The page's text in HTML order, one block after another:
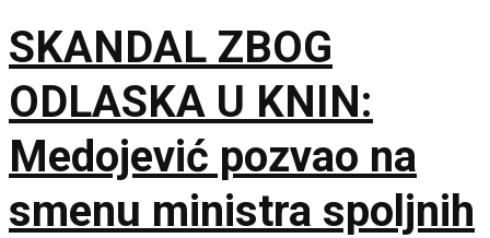
SKANDAL ZBOG
ODLASKA U KNIN:
Medojević pozvao na
smenu ministra spoljnih